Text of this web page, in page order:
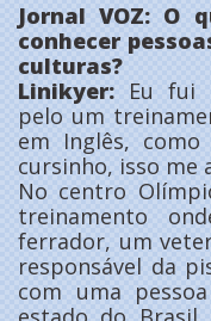
Jornal VOZ: O
conhecer
culturas?
Linikyer: Eu fui
pelo um
em Inglês,
cursinho, isso me
No centro
treinamento
ferrador, um
responsável da
com uma